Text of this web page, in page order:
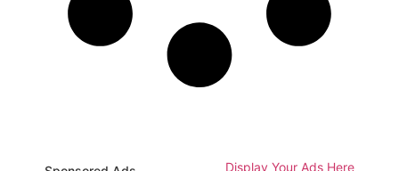
Display Your Ads Here